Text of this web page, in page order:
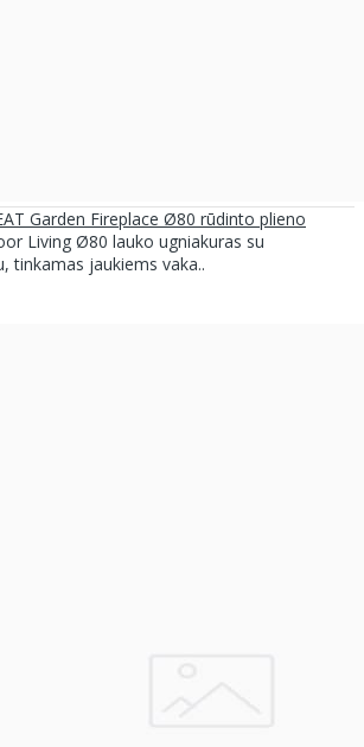
Garden Fireplace Ø80 rūdinto plieno
Living Ø80 lauko ugniakuras su
tinkamas jaukiems vaka..